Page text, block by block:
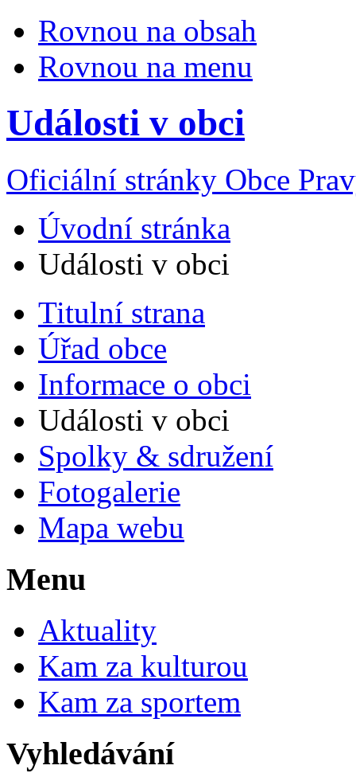
Rovnou na obsah
Rovnou na menu
Události v obci
Oficiální stránky Obce
Úvodní stránka
Události v obci
Titulní strana
Úřad obce
Informace o obci
Události v obci
Spolky & sdružení
Fotogalerie
Mapa webu
Menu
Aktuality
Kam za kulturou
Kam za sportem
Vyhledávání